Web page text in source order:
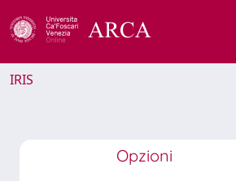
IRIS
Opzioni